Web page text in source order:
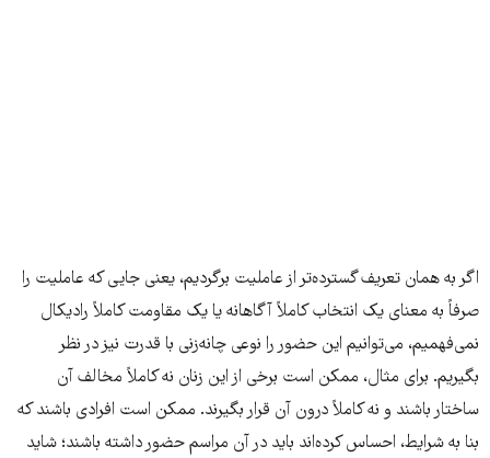
اگر به همان تعریف گسترده‌تر از عاملیت برگردیم، یعنی جایی که عاملیت را
صرفاً به معنای یک انتخاب کاملاً آگاهانه یا یک مقاومت کاملاً رادیکال
نمی‌فهمیم، می‌توانیم این حضور را نوعی چانه‌زنی با قدرت نیز در نظر
بگیریم. برای مثال، ممکن است برخی از این زنان نه کاملاً مخالف آن
ساختار باشند و نه کاملاً درون آن قرار بگیرند. ممکن است افرادی باشند که
بنا به شرایط، احساس کرده‌اند باید در آن مراسم حضور داشته باشند؛ شاید